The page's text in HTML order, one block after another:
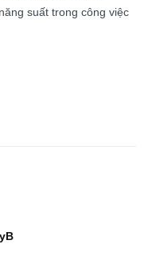
suất trong công việc